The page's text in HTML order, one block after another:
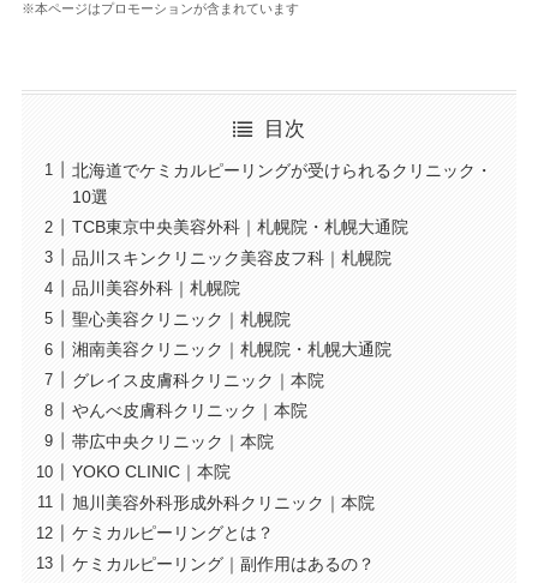
※本ページはプロモーションが含まれています
目次
北海道でケミカルピーリングが受けられるクリニック・
10選
TCB東京中央美容外科｜札幌院・札幌大通院
品川スキンクリニック美容皮フ科｜札幌院
品川美容外科｜札幌院
聖心美容クリニック｜札幌院
湘南美容クリニック｜札幌院・札幌大通院
グレイス皮膚科クリニック｜本院
やんべ皮膚科クリニック｜本院
帯広中央クリニック｜本院
YOKO CLINIC｜本院
旭川美容外科形成外科クリニック｜本院
ケミカルピーリングとは？
ケミカルピーリング｜副作用はあるの？